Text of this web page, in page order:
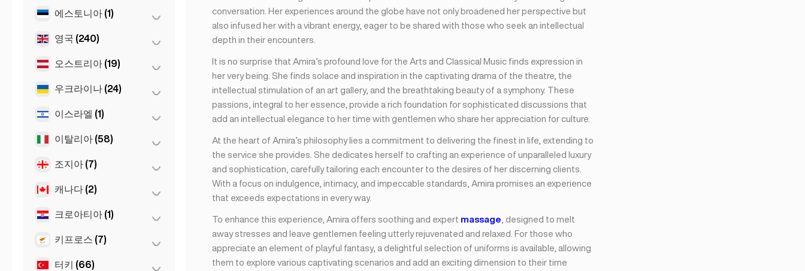
Mallorca
(1)
Sevilla
티라나 (0)
에스토니아 (1)
탈린 (1)
영국 (240)
런던 (231)
리버풀
맨체스터
오스트리아 (19)
그라츠 (3)
린츠
빈
우크라이나 (24)
하르키우 (1)
Kiev
이스라엘 (1)
텔아비브 (1)
이탈리아 (58)
나폴리 (1)
로마
밀라노
조지아 (7)
바투미 (2)
트빌리시
캐나다 (2)
토론토 (2)
크로아티아 (1)
자그레브 (1)
키프로스 (7)
니코시아 (3)
터키 (66)
conversation. Her experiences around the globe have not only broadened her perspective but
also infused her with a vibrant energy, eager to be shared with those who seek an intellectual
depth in their encounters.
It is no surprise that Amira’s profound love for the Arts and Classical Music finds expression in
her very being. She finds solace and inspiration in the captivating drama of the theatre, the
intellectual stimulation of an art gallery, and the breathtaking beauty of a symphony. These
passions, integral to her essence, provide a rich foundation for sophisticated discussions that
add an intellectual elegance to her time with gentlemen who share her appreciation for culture.
At the heart of Amira’s philosophy lies a commitment to delivering the finest in life, extending to
the service she provides. She dedicates herself to crafting an experience of unparalleled luxury
and sophistication, carefully tailoring each encounter to the desires of her discerning clients.
With a focus on indulgence, intimacy, and impeccable standards, Amira promises an experience
that exceeds expectations in every way.
To enhance this experience, Amira offers soothing and expert massage , designed to melt
away stresses and leave gentlemen feeling utterly rejuvenated and relaxed. For those who
appreciate an element of playful fantasy, a delightful selection of uniforms is available, allowing
them to explore various captivating scenarios and add an exciting dimension to their time